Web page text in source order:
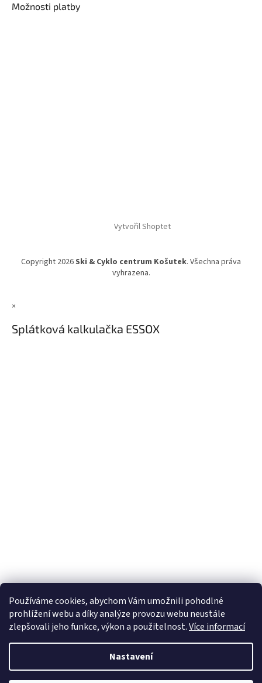
Používáme cookies, abychom Vám umožnili pohodlné
prohlížení webu a díky analýze provozu webu neustále
zlepšovali jeho funkce, výkon a použitelnost.Více informací
Nastavení
Možnosti platby
Vytvořil Shoptet
Copyright 2026Ski & Cyklo centrum Košutek. Všechna práva
vyhrazena.
×
Splátková kalkulačka ESSOX